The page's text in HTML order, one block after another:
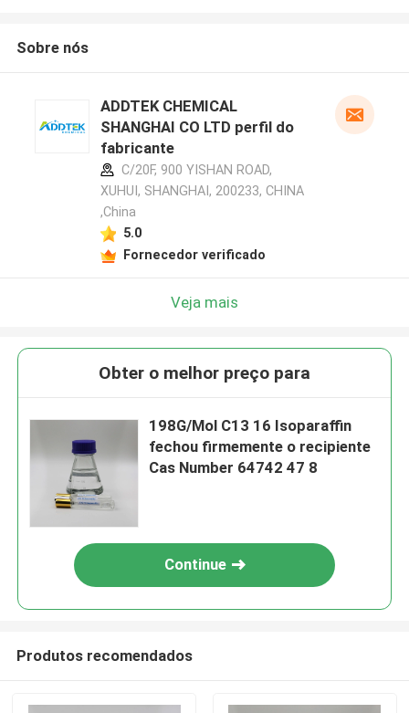
Sobre nós
ADDTEK CHEMICAL
SHANGHAI CO LTD perfil do
fabricante
C/20F, 900 YISHAN ROAD,
XUHUI, SHANGHAI, 200233, CHINA
,China
5.0
Fornecedor verificado
Veja mais
Obter o melhor preço para
198G/Mol C13 16 Isoparaffin
fechou firmemente o recipiente
Cas Number 64742 47 8
Continue
Produtos recomendados